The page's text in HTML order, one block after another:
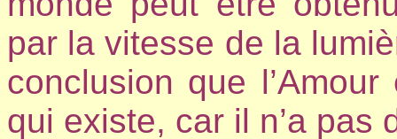
par la vitesse de la
conclusion que
qui existe, car il n’a pas